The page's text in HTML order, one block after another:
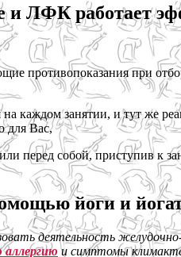
ЛФК работает
противопоказания при
каждом занятии, и тут же
для Вас,
перед собой, приступив к
йоги и
деятельность
аллергию и симптомы